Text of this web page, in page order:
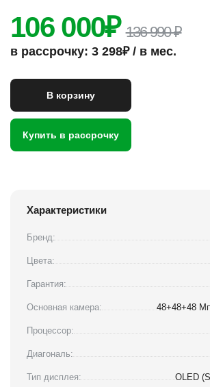
106 000₽ 136 990 ₽
в рассрочку: 3 298₽ / в мес.
В корзину
Купить в рассрочку
Характеристики
Бренд:
Цвета:
Гарантия:
Основная камера: 48+48+48
Процессор:
Диагональ:
Тип дисплея: OLED